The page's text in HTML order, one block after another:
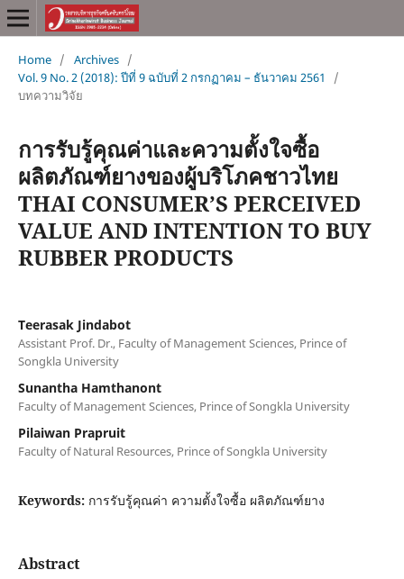
Home / Archives /
Vol. 9 No. 2 (2018): ปีที่ 9 ฉบับที่ 2 กรกฏาคม – ธันวาคม 2561
/
บทความวิจัย
การรับรู้คุณค่าและความตั้งใจซื้อ
ผลิตภัณฑ์ยางของผู้บริโภคชาวไทย
THAI CONSUMER’S PERCEIVED
VALUE AND INTENTION TO BUY
RUBBER PRODUCTS
Teerasak Jindabot
Assistant Prof. Dr., Faculty of Management Sciences, Prince of
Songkla University
Sunantha Hamthanont
Faculty of Management Sciences, Prince of Songkla University
Pilaiwan Prapruit
Faculty of Natural Resources, Prince of Songkla University
Keywords: การรับรู้คุณค่า ความตั้งใจซื้อ ผลิตภัณฑ์ยาง
Abstract